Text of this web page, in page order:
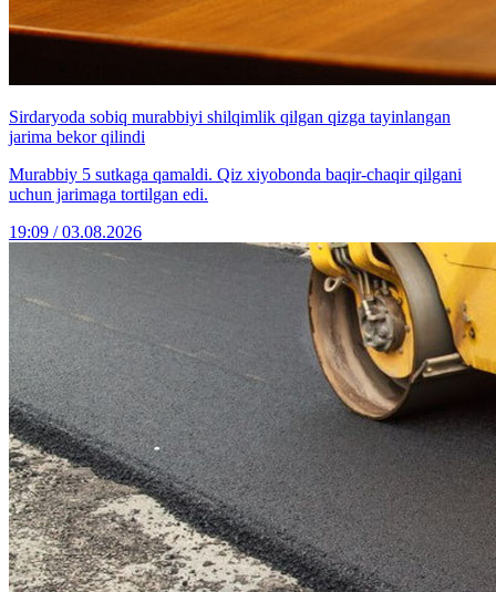
Sirdaryoda sobiq murabbiyi shilqimlik qilgan qizga tayinlangan
jarima bekor qilindi
Murabbiy 5 sutkaga qamaldi. Qiz xiyobonda baqir-chaqir qilgani
uchun jarimaga tortilgan edi.
19:09 / 03.08.2026